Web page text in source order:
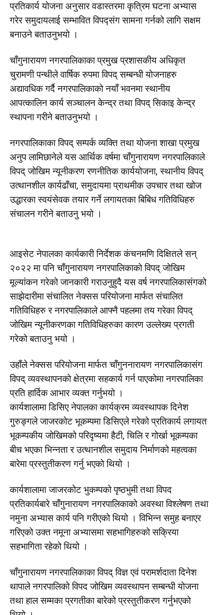
प्रतिकार्य योजना अनुसार वडास्तरमा कृत्रिम घटना अभ्यास
गरेर समुदायलाई सम्भावित विपद्संग सामना गर्नको लागि सक्षम
बनाउने बताउनुभयो ।
चाँगुनारायण नगरपालिकाका प्रमुख प्रशासकीय अधिकृत
चुरामणी पन्थीले वार्षिक रुपमा विपद् सम्बन्धी योजनाहरु
अद्यावधिक गर्दै नगरपालिकाको नयाँ भवनमा स्थानीय
आपत्कालिन कार्य सञ्चालन केन्द्र तथा विपद् सिकाइ केन्द्र
स्थापना गरीने बताउनुभयो ।
नगरपालिकाका विपद् सम्पर्क व्यक्ति तथा योजना शाखा प्रमुख
अनुप लामिछानेले यस आर्थिक वर्षमा चाँगुनारायण नगरपालिकाले
विपद् जोखिम न्यूनीकरण रणनीतिक कार्ययोजना, स्थानीय विपद्
उत्थानशील कार्यढाँचा, समुदायमा प्राथमीक उपचार तथा खोज
उद्धारका स्वयंसेवक तयार गर्ने लगायतका बिबिध गतिविधिहरु
संचालन गरीने बताउनु भयो ।
आइसेट नेपालका कार्यकारी निर्देशक कंचनमणि दिक्षितले सन्
२०२२ मा पनि चाँगुनारायण नगरपालिकाको विपद् जोखिम
मूल्यांकन गरेको जानकारी गराउनुहुदै यस वर्ष नगरपालिकासंगको
साझेदारीमा संचालित नेक्सस परियोजना मार्फत संचालित
गतिविधिहरु र नगरपालिकाले आफ्नै पहलमा तय गरेका विपद्
जोखिम न्यूनीकरणका गतिविधिहरुका कारण उल्लेख्य प्रगती
गरेको बताउनु भयो ।
उहाँले नेक्सस परियोजना मार्फत चाँगुननारायण नगरपालिकासंग
विपद् व्यवस्थापनको क्षेत्रमा सहकार्य गर्न पाएकोमा नगरपालिका
प्रति हार्दिक आभार व्यक्त गर्नुभयो ।
कार्यशालामा डिसिए नेपालका कार्यक्रम व्यवस्थापक दिनेश
गुरुङ्गले जाजरकोट भूकम्पमा डिसिएले गरेको प्रतिकार्य लगायत
भूकम्पकीय जोखिमको परिदृष्यमा हैटी, चिलि र गोर्खा भूकम्पका
बीच भएका भिन्नता र उत्थानशील समुदाय निर्माणको महत्वका
बारेमा प्रस्तुतीकरण गर्नु भएको थियो ।
कार्यशालामा जाजरकोट भुकम्पको पृष्ठभुमी तथा विपद
प्रतिकार्यबारे चाँगुनारायण नगरपालिकाको अवस्था विश्लेषण तथा
नमुना अभ्यास कार्य पनि गरीएको थियो । विभिन्न समुह बनाएर
गरिएको उक्त नमूना अभ्यासमा सहभागिहरुको सक्रिया
सहभागिता रहेको थियो ।
चाँगुनारायण नगरपालिकाका विपद् विज्ञ एवं परामर्शदाता दिनेश
थापाले नगरपालिको विपद जोखिम व्यवस्थापन सम्बन्धी योजना
तथा हाल सम्मका प्रगतीका बारेको प्रस्तुतीकरण गर्नुभएको